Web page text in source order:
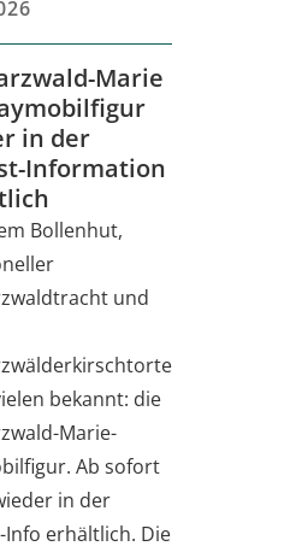
Marie
in der
Information
Bollenhut,
und
bekannt: die
Marie-
Ab sofort
in der
erhältlich. Die